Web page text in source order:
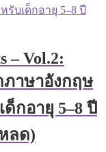
– Vol.2:
ภาษาอังกฤษ
กอายุ 5–8 ปี
ลด)